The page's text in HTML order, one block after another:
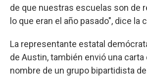
de que nuestras escuelas son de
lo que eran el año pasado", dice la
La representante estatal
de Austin, también envió una carta
nombre de un grupo bipartidista